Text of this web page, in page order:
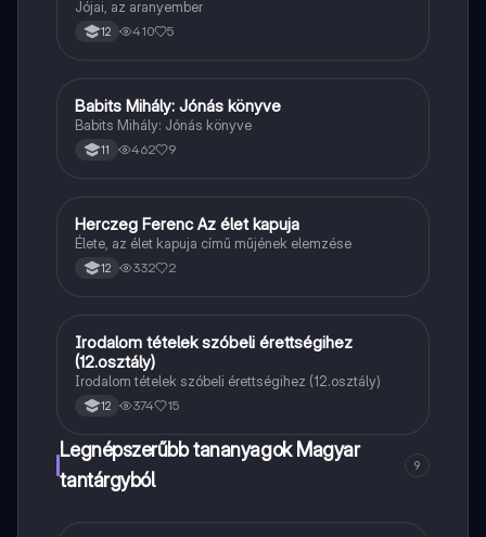
Jójai, az aranyember
12 410 5
Magyar
Babits Mihály: Jónás könyve
Babits Mihály: Jónás könyve
11 462 9
Magyar
Herczeg Ferenc Az élet kapuja
Élete, az élet kapuja című műjének elemzése
12 332 2
Magyar
Irodalom tételek szóbeli érettségihez
(12.osztály)
Irodalom tételek szóbeli érettségihez (12.osztály)
12 374 15
Legnépszerűbb tananyagok Magyar
tantárgyból
9